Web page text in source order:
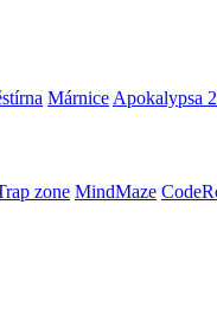
Márnice Apokalypsa
zone MindMaze